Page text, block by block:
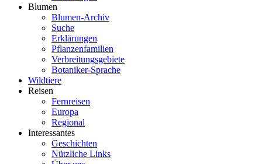
Blumen
Blumen-Archiv
Suche
Erklärungen
Pflanzenfamilien
Verbreitungsgebiete
Botaniker-Sprache
Wildtiere
Reisen
Fernreisen
Europa
Regional
Interessantes
Geschichten
Nützliche Links